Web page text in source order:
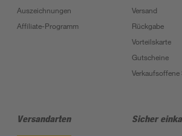
Auszeichnungen
Affiliate-Programm
Versand
Rückgabe
Vorteilskarte
Gutscheine
Versandarten Sicher